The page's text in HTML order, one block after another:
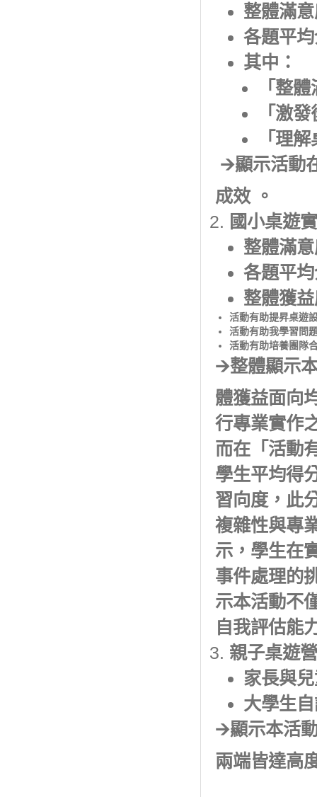
整體滿
各題平
其中：
「整
「激
「理
🡪顯示活動
成效 。
國小桌遊
整體滿
各題平
整體獲
活動有助提昇桌遊
活動有助我學習問
活動有助培養團隊
🡪整體顯示
體獲益面向
行專業實作
而在「活動
學生平均得
習向度，此
複雜性與專
示，學生在
事件處理的
示本活動不
自我評估能
親子桌遊營
家長與
大學生
🡪顯示本活
兩端皆達高